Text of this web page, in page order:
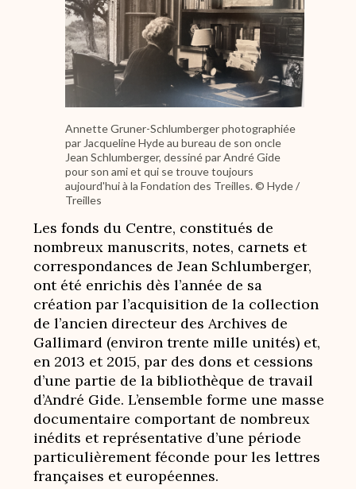
Annette Gruner-Schlumberger photographiée
par Jacqueline Hyde au bureau de son oncle
Jean Schlumberger, dessiné par André Gide
pour son ami et qui se trouve toujours
aujourd'hui à la Fondation des Treilles. © Hyde /
Treilles
Les fonds du Centre, constitués de
nombreux manuscrits, notes, carnets et
correspondances de Jean Schlumberger,
ont été enrichis dès l’année de sa
création par l’acquisition de la collection
de l’ancien directeur des Archives de
Gallimard (environ trente mille unités) et,
en 2013 et 2015, par des dons et cessions
d’une partie de la bibliothèque de travail
d’André Gide. L’ensemble forme une masse
documentaire comportant de nombreux
inédits et représentative d’une période
particulièrement féconde pour les lettres
françaises et européennes.